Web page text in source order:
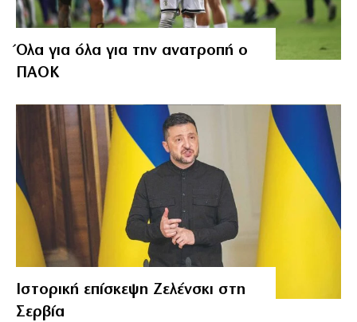
Όλα για όλα για την ανατροπή ο
ΠΑΟΚ
Ιστορική επίσκεψη Ζελένσκι στη
Σερβία